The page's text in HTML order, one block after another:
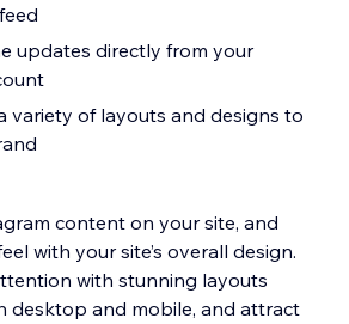
updates directly from your
variety of layouts and designs to
content on your site, and
with your site’s overall design.
with stunning layouts
desktop and mobile, and attract